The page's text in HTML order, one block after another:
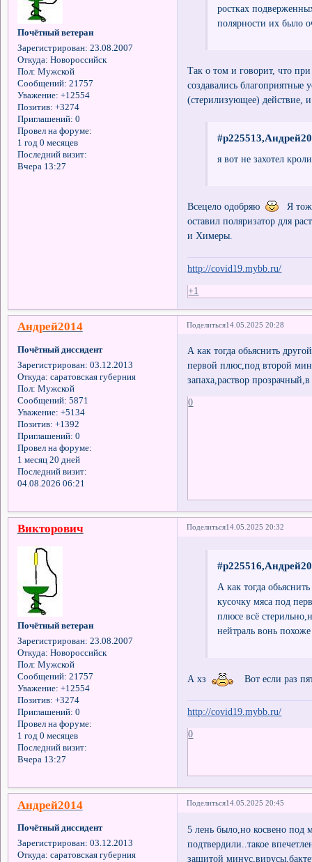
Почётный ветеран
Зарегистрирован: 23.08.2007
Откуда: Новороссийск
Пол: Мужской
Сообщений: 21757
Уважение: +12554
Позитив: +3274
Приглашений: 0
Провел на форуме:
1 год 0 месяцев
Последний визит:
Вчера 13:27
ростках
полярности их было
Так о том и говорит, что
создавались
(стерилизующее) действие,
я вот не захотел
Всецело одобряю
Я
оставил поляризатор для
и Химеры.
http://covid19.mybb.ru/
+1
Поделиться14.05.2025 20:28
Андрей2014
Почётный диссидент
Зарегистрирован: 03.12.2013
Откуда: саратовская губерния
Пол: Мужской
Сообщений: 5871
Уважение: +5134
Позитив: +1392
Приглашений: 0
Провел на форуме:
1 месяц 20 дней
Последний визит:
04.08.2026 06:21
А как тогда обьяснить
первой плюс,под второй
запаха,раствор
0
Поделиться14.05.2025 20:32
Викторович
Почётный ветеран
Зарегистрирован: 23.08.2007
Откуда: Новороссийск
Пол: Мужской
Сообщений: 21757
Уважение: +12554
Позитив: +3274
Приглашений: 0
Провел на форуме:
1 год 0 месяцев
Последний визит:
Вчера 13:27
А как тогда
кусочку мяса под
плюсе всё
нейтраль вонь
А хз Вот если раз
http://covid19.mybb.ru/
0
Поделиться14.05.2025 20:45
Андрей2014
Почётный диссидент
Зарегистрирован: 03.12.2013
Откуда: саратовская губерния
5 лень было,но косвено под
подтвердили..такое
защитой